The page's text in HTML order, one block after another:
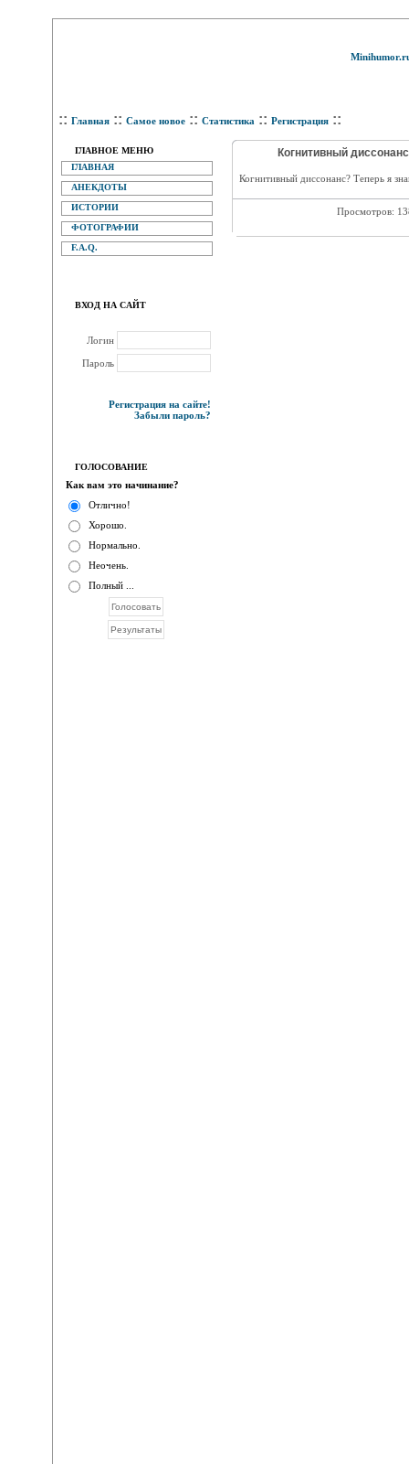
:: Главная :: Самое новое :: Статистика :: Регистрация ::
ГЛАВНОЕ МЕНЮ
ГЛАВНАЯ
АНЕКДОТЫ
ИСТОРИИ
ФОТОГРАФИИ
F.A.Q.
ВХОД НА САЙТ
Логин
Пароль
Регистрация на сайте!
Забыли пароль?
ГОЛОСОВАНИЕ
Как вам это начинание?
Отлично!
Хорошо.
Нормально.
Неочень.
Полный ...
Когнитивный
Когнитивный диссонанс? Теперь я
Просмотров: